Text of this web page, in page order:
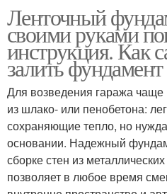
Ленточный
своими руками
инструкция. Как
залить
Для возведения гаража чаще
из шлако- или пенобетона:
сохраняющие тепло, но
основании. Надежный
сборке стен из
позволяет в любое время